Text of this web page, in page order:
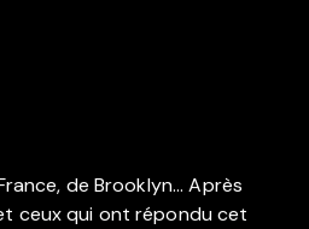
de Brooklyn... Après
ceux qui ont répondu cet